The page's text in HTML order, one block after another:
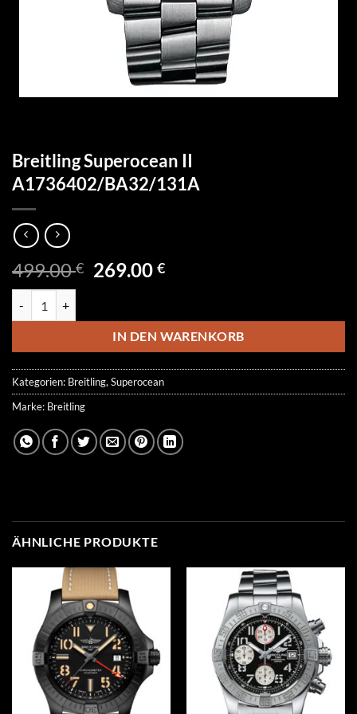
Breitling Superocean II
A1736402/BA32/131A
499.00€ Ursprünglicher
499.00 €
269.00€Aktueller
269.00 €.
IN DEN WARENKORB
Kategorien: Breitling, Superocean
Marke: Breitling
ÄHNLICHE PRODUKTE